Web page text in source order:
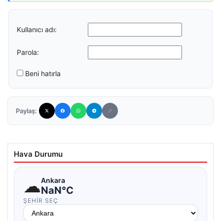
Kullanıcı adı:
Parola:
Beni hatırla
Paylaş:
Hava Durumu
☁Ankara
NaN°C
ŞEHIR SEÇ